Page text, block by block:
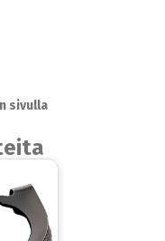
sivulla